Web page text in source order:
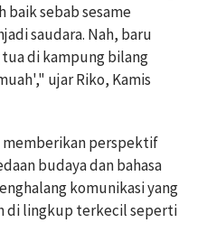
sebab sesame
saudara. Nah, baru
di kampung bilang
ujar Riko, Kamis
memberikan perspektif
budaya dan bahasa
komunikasi yang
di lingkup terkecil seperti